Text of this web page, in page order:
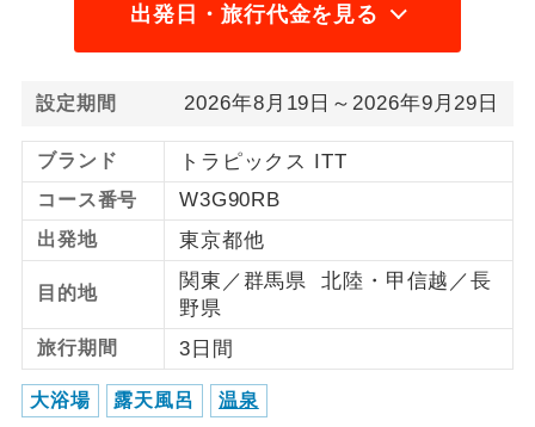
出発日・旅行代金を見る
設定期間 2026年8月19日～2026年9月29日
ブランド トラピックス ITT
コース番号 W3G90RB
出発地 東京都他
目的地
関東／群馬県 北陸・甲信越／長
野県
旅行期間 3日間
大浴場 露天風呂 温泉
スです。
金
コースです。
ご夫婦限定
ご夫婦限定でご参加いただけるコースで
す。
女性限定
女性限定でご参加いただけるコースで
す。
ご参加にあたり年齢に制限があるコース
です。
航空会社指定
利用航空会社が指定なので、ご出発の計
画にとても便利です。